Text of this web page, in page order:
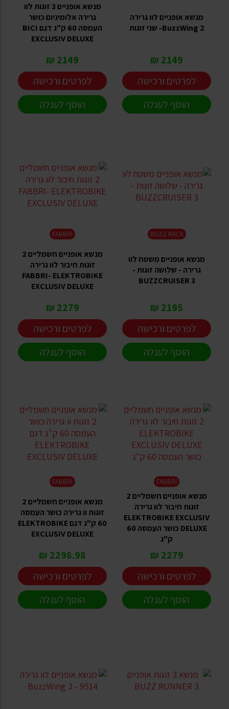
מנשא אופניים לוו גרירה
BuzzWing 2- שני זוגות
2149 ₪
לפרטים ורכישה
הוסף לעגלה
מנשא אופניים 3 זוגות לוו
גרירה אלומיניום כושר
העמסה 60 ק"ג דגם BICI
EXCLUSIV DELUXE
2149 ₪
לפרטים ורכישה
הוסף לעגלה
BUZZ RACK
מנשא אופניים משטח לוו
גרירה - שלושה זוגות -
BUZZCRUISER 3
2195 ₪
לפרטים ורכישה
הוסף לעגלה
FABBRI
מנשא אופניים חשמליים 2
זוגות חיבור לוו גרירה
FABBRI- ELEKTROBIKE
EXCLUSIV DELUXE
2279 ₪
לפרטים ורכישה
הוסף לעגלה
FABBRI
מנשא אופניים חשמליים 2
זוגות חיבור לוו גרירה
ELEKTROBIKE EXCLUSIV
DELUXE כושר העמסה 60
ק"ג
2279 ₪
לפרטים ורכישה
הוסף לעגלה
FABBRI
מנשא אופניים חשמליים 2
זוגות וו גרירה כושר העמסה
60 ק"ג דגם ELEKTROBIKE
EXCLUSIV DELUXE
2298.98 ₪
לפרטים ורכישה
הוסף לעגלה